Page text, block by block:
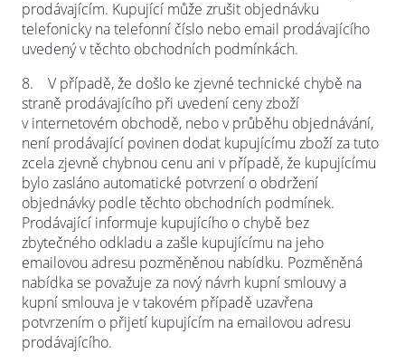
prodávajícím. Kupující může zrušit objednávku
telefonicky na telefonní číslo nebo email prodávajícího
uvedený v těchto obchodních podmínkách.
8. V případě, že došlo ke zjevné technické chybě na
straně prodávajícího při uvedení ceny zboží
v internetovém obchodě, nebo v průběhu objednávání,
není prodávající povinen dodat kupujícímu zboží za tuto
zcela zjevně chybnou cenu ani v případě, že kupujícímu
bylo zasláno automatické potvrzení o obdržení
objednávky podle těchto obchodních podmínek.
Prodávající informuje kupujícího o chybě bez
zbytečného odkladu a zašle kupujícímu na jeho
emailovou adresu pozměněnou nabídku. Pozměněná
nabídka se považuje za nový návrh kupní smlouvy a
kupní smlouva je v takovém případě uzavřena
potvrzením o přijetí kupujícím na emailovou adresu
prodávajícího.